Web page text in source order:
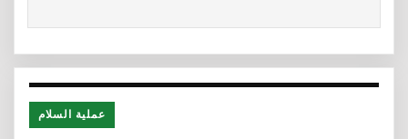
عملية السلام